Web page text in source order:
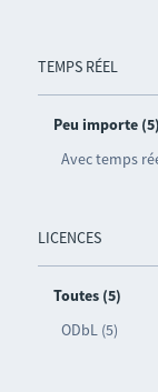
TEMPS RÉEL
Peu importe (5)
Avec temps
LICENCES
Toutes (5)
ODbL (5)